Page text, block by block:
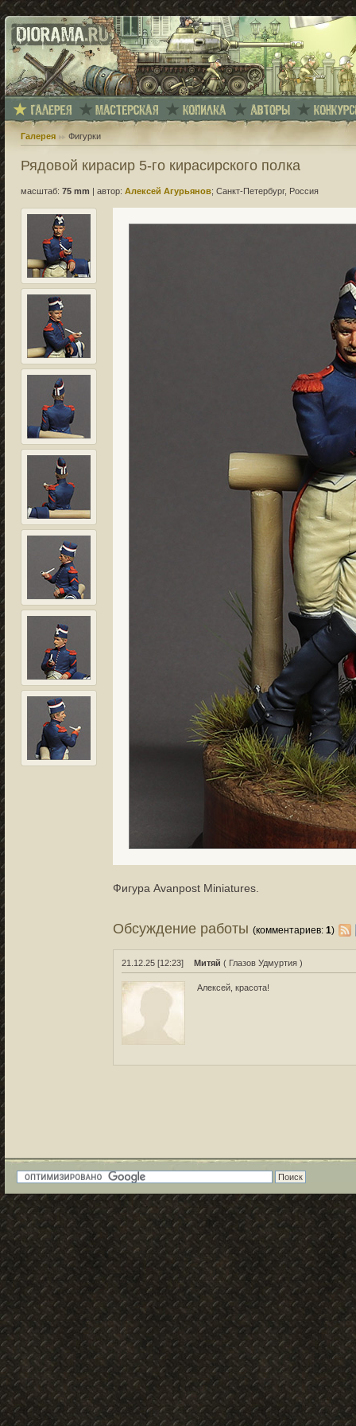
Галерея Фигурки
Рядовой кирасир 5-го кирасирского полка
масштаб: 75 mm автор: Алексей Агурьянов; Санкт-Петербург, Россия
Фигура Avanpost Miniatures.
Обсуждение работы(комментариев:1)
21.12.25 [12:23] Митяй ( Глазов Удмуртия )
Алексей, красота!